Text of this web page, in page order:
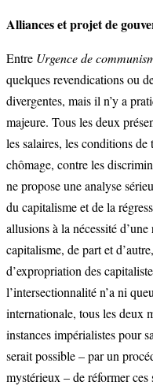
Alliances et projet de
Entre Urgence de
quelques revendications ou
divergentes, mais il n’y a
majeure. Tous les deux
les salaires, les conditions
chômage, contre les
ne propose une analyse
du capitalisme et de la
allusions à la nécessité
capitalisme, de part et
d’expropriation des
l’intersectionnalité n’a ni
internationale, tous les deux
instances impérialistes pour
serait possible – par un
mystérieux – de réformer